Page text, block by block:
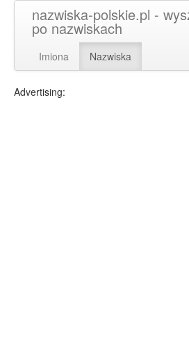
nazwiska-polskie.pl -
po nazwiskach
Imiona Nazwiska
Advertising: